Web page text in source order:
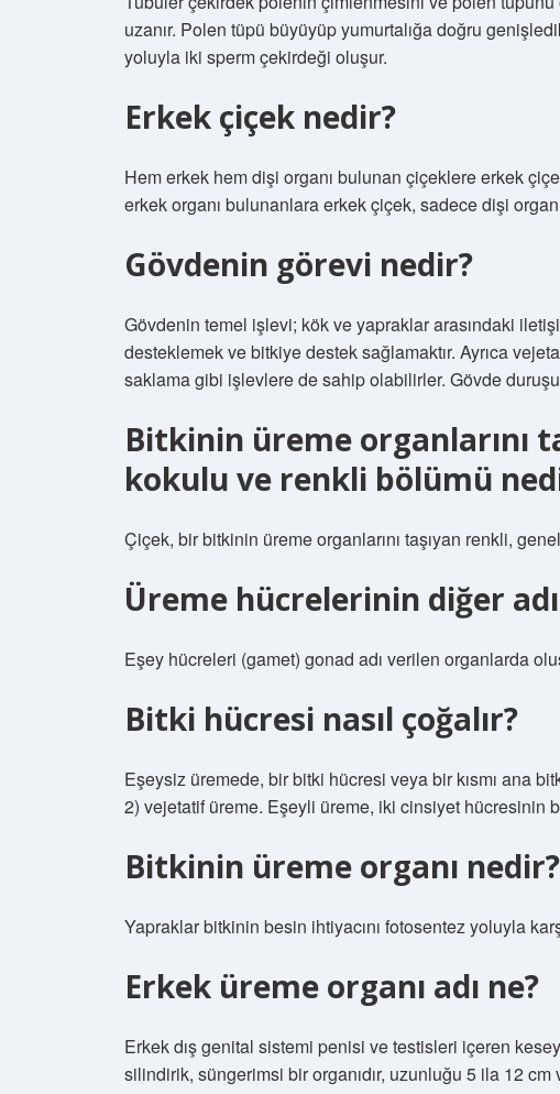
uzanır. Polen tüpü büyüyüp yumurtalığa doğru
yoluyla iki sperm çekirdeği oluşur.
Erkek çiçek nedir?
Hem erkek hem dişi organı bulunan çiçeklere erkek
erkek organı bulunanlara erkek çiçek, sadece dişi
Gövdenin görevi nedir?
Gövdenin temel işlevi; kök ve yapraklar arasındaki
desteklemek ve bitkiye destek sağlamaktır. Ayrıca
saklama gibi işlevlere de sahip olabilirler. Gövde
Bitkinin üreme organlarını
kokulu ve renkli bölümü
Çiçek, bir bitkinin üreme organlarını taşıyan renkli,
Üreme hücrelerinin diğer
Eşey hücreleri (gamet) gonad adı verilen organlarda
Bitki hücresi nasıl çoğalır?
Eşeysiz üremede, bir bitki hücresi veya bir kısmı ana
2) vejetatif üreme. Eşeyli üreme, iki cinsiyet hücresinin
Bitkinin üreme organı nedir?
Yapraklar bitkinin besin ihtiyacını fotosentez yoluyla
Erkek üreme organı adı ne?
Erkek dış genital sistemi penisi ve testisleri içeren
silindirik, süngerimsi bir organıdır, uzunluğu 5 ila 12 cm